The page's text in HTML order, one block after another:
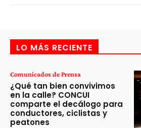
LO MÁS RECIENTE
Comunicados de Prensa
¿Qué tan bien convivimos
en la calle? CONCUI
comparte el decálogo para
conductores, ciclistas y
peatones